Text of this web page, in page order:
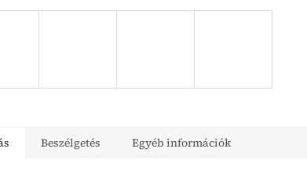
Beszélgetés Egyéb információk